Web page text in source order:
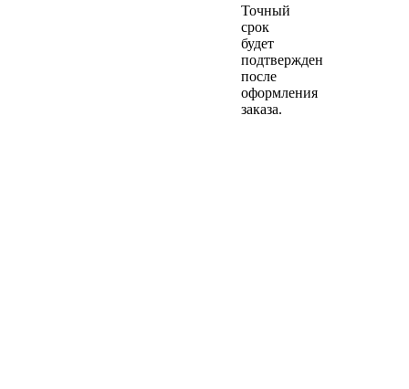
Точный
срок
будет
подтвержден
после
оформления
заказа.